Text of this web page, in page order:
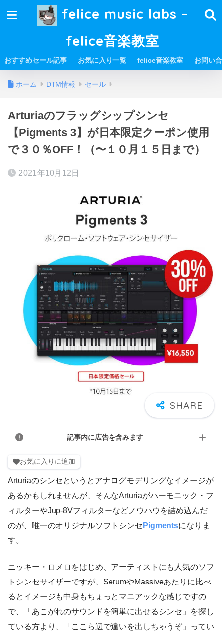
felice music labs –
felice音楽教室
おすすめセール記事 お気に入り一覧 felice音楽教室 お問い
ホーム DTM情報 セール
Arturiaのフラッグシップシンセ
【Pigments 3】が日本限定クーポン使用
で３０％OFF！（〜１０月１５日まで）
2021年10月12日
記事内に広告を含みます
お気に入りに追加
Arturiaのシンセというとアナログモデリングなイメージが
あるかもしれませんが、そんなArturiaがハーモニック・フ
ィルターやJup-8Vフィルターなどノウハウを詰め込んだ
のが、唯一のオリジナルソフトシンセ Pigmentsになりま
す。
ニッキー・ロメロをはじめ、アーティストにも人気のソフ
トシンセサイザーですが、SerumやMassiveあたりに比べ
るとイメージも中身もちょっとマニアックな感じですの
で、「あこがれのサウンドを簡単に出せるシンセ」を探し
ている方より、「ここら辺で違いを出しちゃうぞ」ってい